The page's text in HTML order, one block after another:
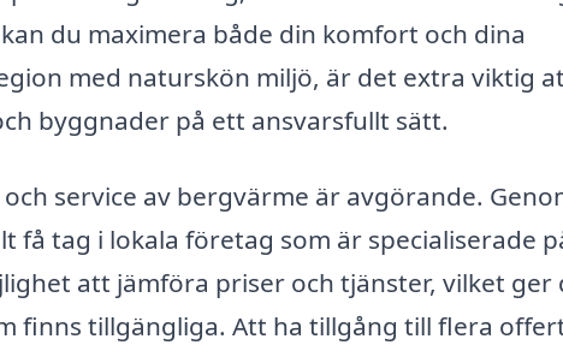
du maximera både din komfort och dina
med naturskön miljö, är det extra viktig
byggnader på ett ansvarsfullt sätt.
service av bergvärme är avgörande.
få tag i lokala företag som är specialiserade
att jämföra priser och tjänster, vilket ger
finns tillgängliga. Att ha tillgång till flera